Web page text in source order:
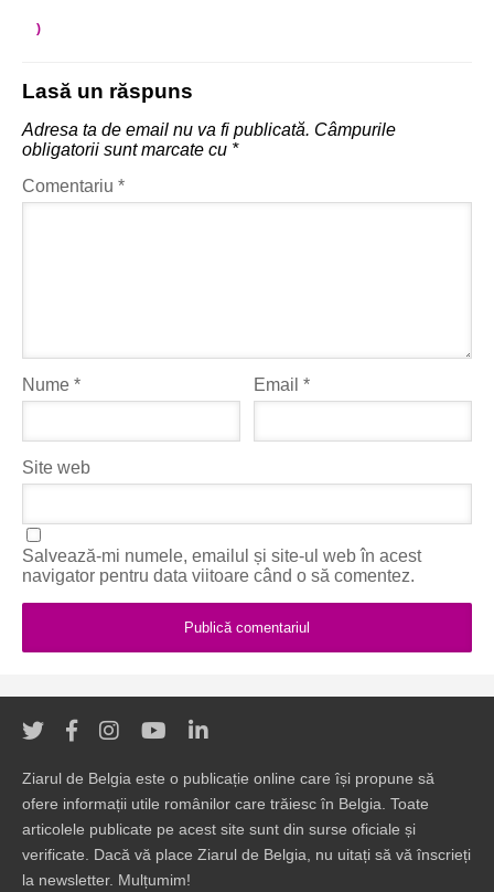
)
Lasă un răspuns
Adresa ta de email nu va fi publicată. Câmpurile
obligatorii sunt marcate cu *
Comentariu *
Nume * Email*
Site web
Salvează-mi numele, emailul și site-ul web în acest
navigator pentru data viitoare când o să comentez.
Ziarul de Belgia este o publicație online care își propune să
ofere informații utile românilor care trăiesc în Belgia. Toate
articolele publicate pe acest site sunt din surse oficiale și
verificate. Dacă vă place Ziarul de Belgia, nu uitați să vă înscrieți
la newsletter. Mulțumim!